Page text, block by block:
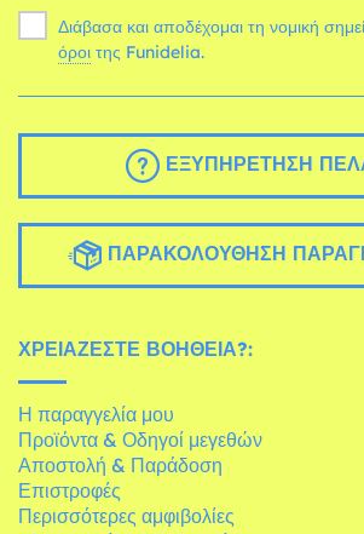
Διάβασα και αποδέχομαι τη νομική
όροι της Funidelia.
ΕΞΥΠΗΡΈΤΗΣΗ
ΠΑΡΑΚΟΛΟΎΘΗΣΗ
ΧΡΕΙΆΖΕΣΤΕ ΒΟΉΘΕΙΑ?:
Η παραγγελία μου
Προϊόντα & Οδηγοί μεγεθών
Αποστολή & Παράδοση
Επιστροφές
Περισσότερες αμφιβολίες